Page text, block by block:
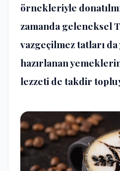
örnekleriyle
zamanda geleneksel
vazgeçilmez tatları
hazırlanan
lezzeti de takdir